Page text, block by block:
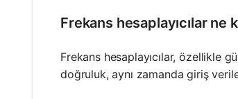
Frekans hesaplayıcılar ne
Frekans hesaplayıcılar, özellikle
doğruluk, aynı zamanda giriş